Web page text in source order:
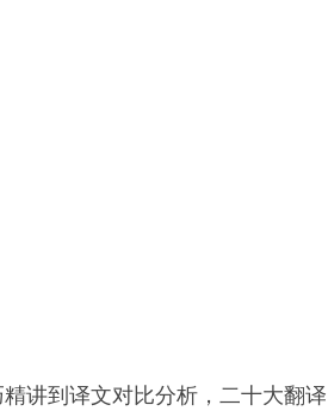
讲到译文对比分析，二十大翻译